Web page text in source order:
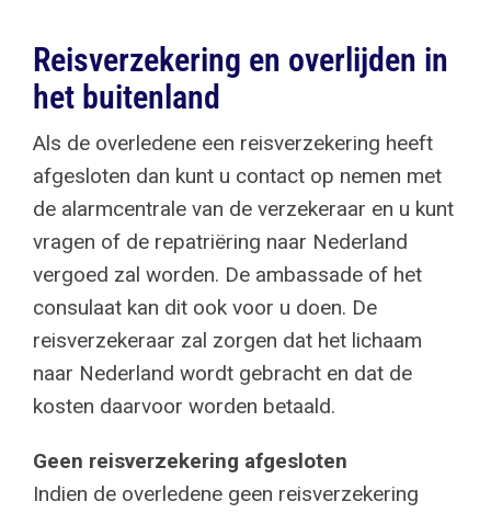
Reisverzekering en overlijden in
het buitenland
Als de overledene een reisverzekering heeft
afgesloten dan kunt u contact op nemen met
de alarmcentrale van de verzekeraar en u kunt
vragen of de repatriëring naar Nederland
vergoed zal worden. De ambassade of het
consulaat kan dit ook voor u doen. De
reisverzekeraar zal zorgen dat het lichaam
naar Nederland wordt gebracht en dat de
kosten daarvoor worden betaald.
Geen reisverzekering afgesloten
Indien de overledene geen reisverzekering